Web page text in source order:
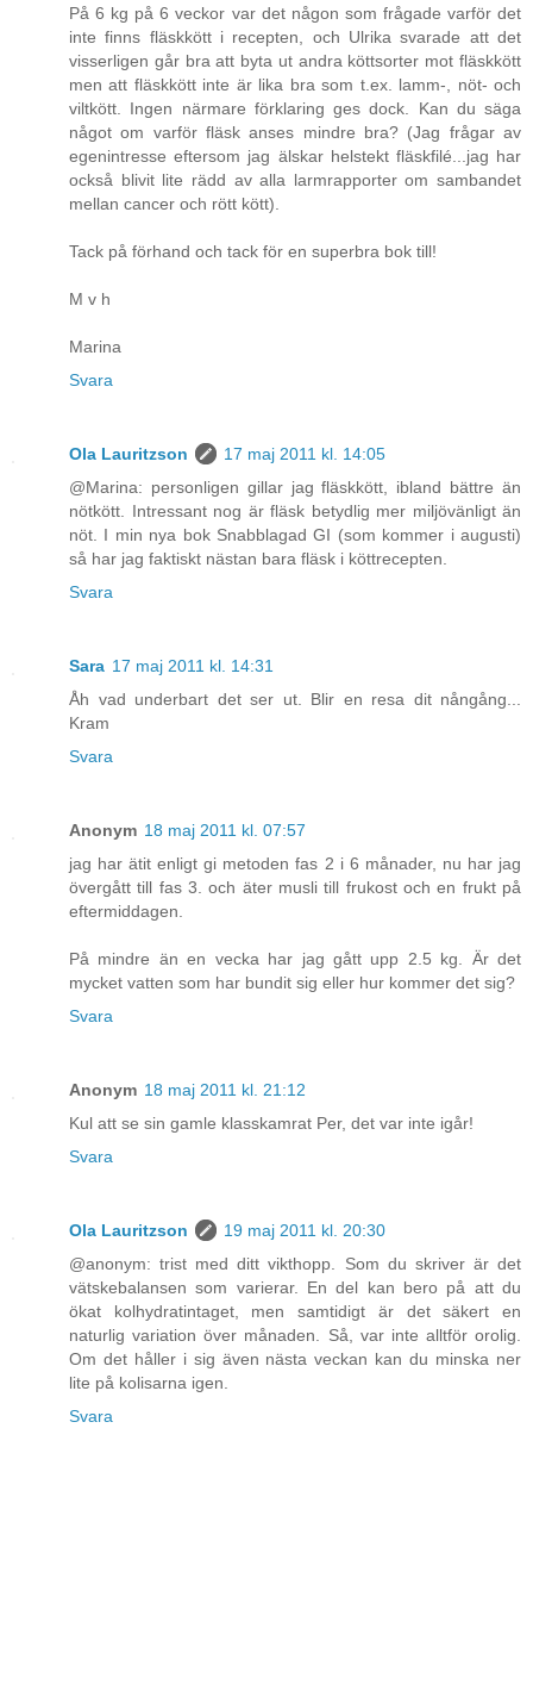
På 6 kg på 6 veckor var det någon som frågade varför det
inte finns fläskkött i recepten, och Ulrika svarade att det
visserligen går bra att byta ut andra köttsorter mot fläskkött
men att fläskkött inte är lika bra som t.ex. lamm-, nöt- och
viltkött. Ingen närmare förklaring ges dock. Kan du säga
något om varför fläsk anses mindre bra? (Jag frågar av
egenintresse eftersom jag älskar helstekt fläskfilé...jag har
också blivit lite rädd av alla larmrapporter om sambandet
mellan cancer och rött kött).
Tack på förhand och tack för en superbra bok till!
M v h
Marina
Svara
Ola Lauritzson
17 maj 2011 kl. 14:05
@Marina: personligen gillar jag fläskkött, ibland bättre än
nötkött. Intressant nog är fläsk betydlig mer miljövänligt än
nöt. I min nya bok Snabblagad GI (som kommer i augusti)
så har jag faktiskt nästan bara fläsk i köttrecepten.
Svara
Sara 17 maj 2011 kl. 14:31
Åh vad underbart det ser ut. Blir en resa dit nångång...
Kram
Svara
Anonym 18 maj 2011 kl. 07:57
jag har ätit enligt gi metoden fas 2 i 6 månader, nu har jag
övergått till fas 3. och äter musli till frukost och en frukt på
eftermiddagen.
På mindre än en vecka har jag gått upp 2.5 kg. Är det
mycket vatten som har bundit sig eller hur kommer det sig?
Svara
Anonym 18 maj 2011 kl. 21:12
Kul att se sin gamle klasskamrat Per, det var inte igår!
Svara
Ola Lauritzson
19 maj 2011 kl. 20:30
@anonym: trist med ditt vikthopp. Som du skriver är det
vätskebalansen som varierar. En del kan bero på att du
ökat kolhydratintaget, men samtidigt är det säkert en
naturlig variation över månaden. Så, var inte alltför orolig.
Om det håller i sig även nästa veckan kan du minska ner
lite på kolisarna igen.
Svara